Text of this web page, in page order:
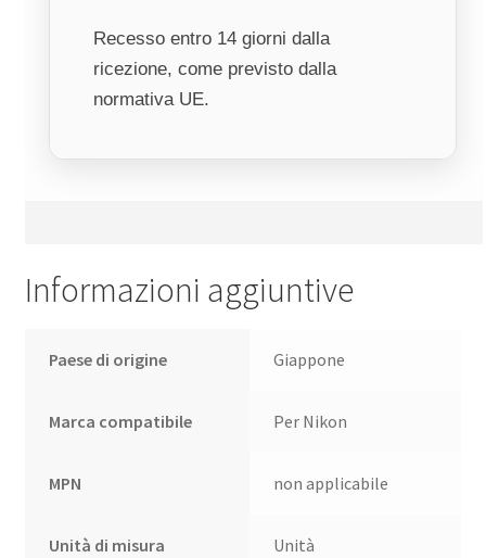
Recesso entro 14 giorni dalla
ricezione, come previsto dalla
normativa UE.
Informazioni aggiuntive
Paese di origine Giappone
Marca compatibile Per Nikon
MPN non applicabile
Unità di misura Unità